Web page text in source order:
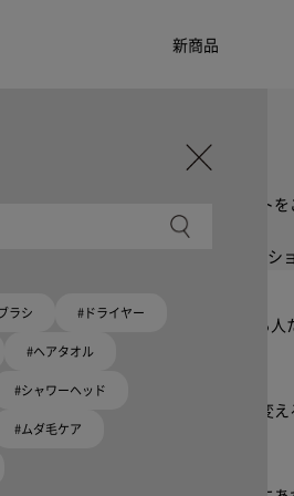
新商品
プレゼント選びの参考に。
ョッパーまたはギフトスリーブセットを
ァオリジナルショッパー
のショッパーを6サイズ、ピンク色のシ
に宿る美学。上質な美しさを追求する
。
でもヘアケアは大変」という概念を変
ーティン
ラシ #ドライヤー
#ヘアタオル
#シャワーヘッド
#ムダ毛ケア